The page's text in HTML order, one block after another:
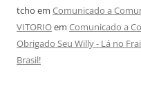
tcho em Comunicado a
VITORIOem Comunicado a
Obrigado Seu Willy - Lá no
Brasil!